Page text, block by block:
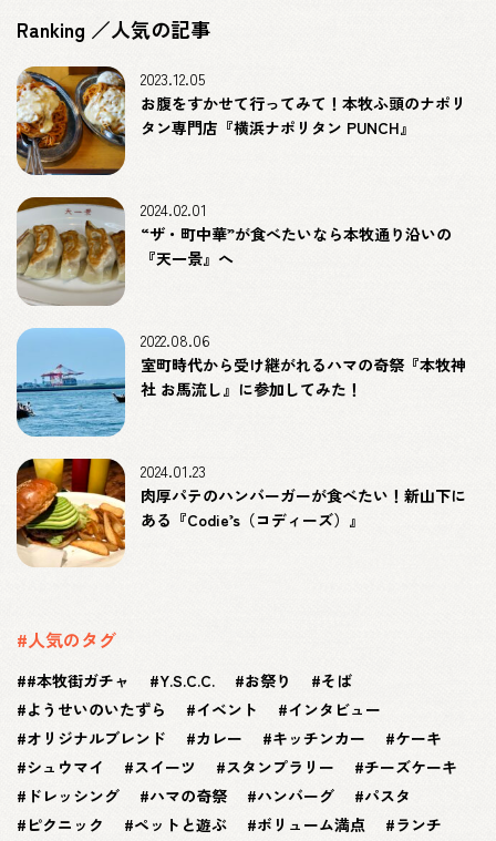
Ranking ／人気の記事
お腹をすかせて行ってみて！本牧ふ頭のナポリ
タン専門店『横浜ナポリタン PUNCH』
2023.12.05
“ザ・町中華”が食べたいなら本牧通り沿いの
『天一景』へ
2024.02.01
室町時代から受け継がれるハマの奇祭『本牧神
社 お馬流し』に参加してみた！
2022.08.06
肉厚パテのハンバーガーが食べたい！新山下に
ある『Codie’s（コディーズ）』
2024.01.23
#人気のタグ
#本牧街ガチャ Y.S.C.C. お祭り
そば
ようせいのいたずら
イベント
インタビュー
オリジナルブレンド
カレー キッチンカー
ケーキ
シュウマイ
スイーツ スタンプラリー
チーズケーキ
ドレッシング
ハマの奇祭 ハンバーグ
パスタ
ピクニック
ペットと遊ぶ ボリューム満点
ランチ